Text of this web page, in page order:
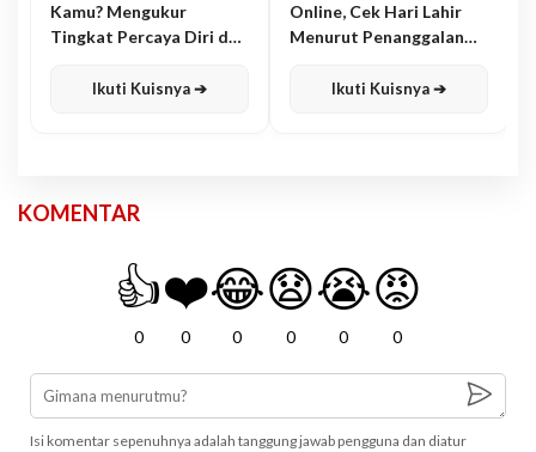
Kamu? Mengukur
Tingkat Percaya Diri dan
Ikuti Kuisnya ➔
Online, Cek Hari Lahir
Menurut Penanggalan
Ikuti Kuisnya ➔
KOMENTAR
👍
0
❤️
0
😂
0
😧
0
😭
0
😡
0
Isi komentar sepenuhnya adalah tanggung jawab pengguna dan diatur